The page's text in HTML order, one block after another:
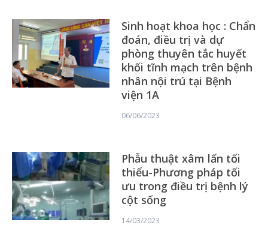
Sinh hoạt khoa học : Chẩn
đoán, điều trị và dự
phòng thuyên tắc huyết
khối tĩnh mạch trên bệnh
nhân nội trú tại Bệnh
viện 1A
06/06/2023
Phẫu thuật xâm lấn tối
thiểu-Phương pháp tối
ưu trong điều trị bệnh lý
cột sống
14/03/2023